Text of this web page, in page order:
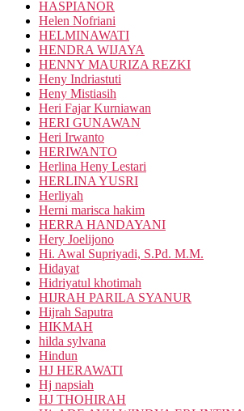
HASPIANOR
Helen Nofriani
HELMINAWATI
HENDRA WIJAYA
HENNY MAURIZA REZKI
Heny Indriastuti
Heny Mistiasih
Heri Fajar Kurniawan
HERI GUNAWAN
Heri Irwanto
HERIWANTO
Herlina Heny Lestari
HERLINA YUSRI
Herliyah
Herni marisca hakim
HERRA HANDAYANI
Hery Joelijono
Hi. Awal Supriyadi, S.Pd. M.M.
Hidayat
Hidriyatul khotimah
HIJRAH PARILA SYANUR
Hijrah Saputra
HIKMAH
hilda sylvana
Hindun
HJ HERAWATI
Hj napsiah
HJ THOHIRAH